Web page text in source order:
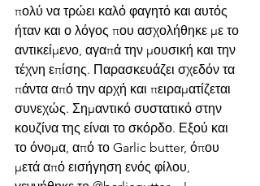
πολύ να τρώει καλό φαγητό και αυτός
ήταν και ο λόγος που ασχολήθηκε με το
αντικείμενο, αγαπά την μουσική και την
τέχνη επίσης. Παρασκευάζει σχεδόν τα
πάντα από την αρχή και πειραματίζεται
συνεχώς. Σημαντικό συστατικό στην
κουζίνα της είναι το σκόρδο. Εξού και
το όνομα, από το Garlic butter, όπου
μετά από εισήγηση ενός φίλου,